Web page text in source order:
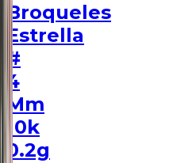
Broqueles
Estrella
#
4
Mm
10k
0.2g